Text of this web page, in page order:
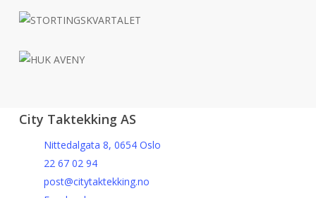
City Taktekking AS
Nittedalgata 8, 0654 Oslo
22 67 02 94
post@citytaktekking.no